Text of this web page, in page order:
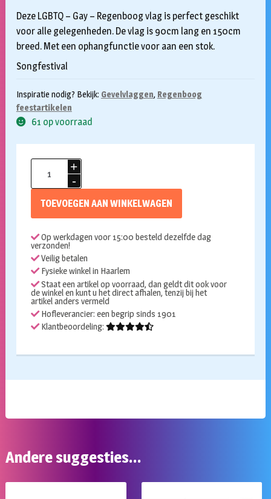
Deze LGBTQ – Gay – Regenboog vlag is perfect geschikt
voor alle gelegenheden. De vlag is 90cm lang en 150cm
breed. Met een ophangfunctie voor aan een stok.
Songfestival
Inspiratie nodig? Bekijk: Gevelvlaggen, Regenboog
feestartikelen
61 op voorraad
Regenboog
TOEVOEGEN AAN WINKELWAGEN
Op werkdagen voor 15:00 besteld dezelfde dag
verzonden!
Veilig betalen
Fysieke winkel in Haarlem
Staat een artikel op voorraad, dan geldt dit ook voor
de winkel en kunt u het direct afhalen, tenzij bij het
artikel anders vermeld
Hofleverancier: een begrip sinds 1901
Klantbeoordeling:
Andere suggesties…